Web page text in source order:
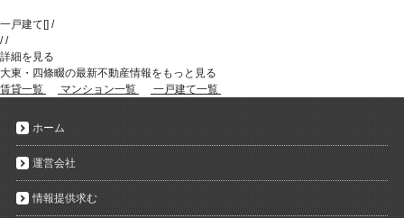
一戸建て [] /
//
詳細を見る
大東・四條畷の最新不動産情報をもっと見る
賃貸一覧
マンション一覧 一戸建て一覧
ホーム
運営会社
情報提供求む